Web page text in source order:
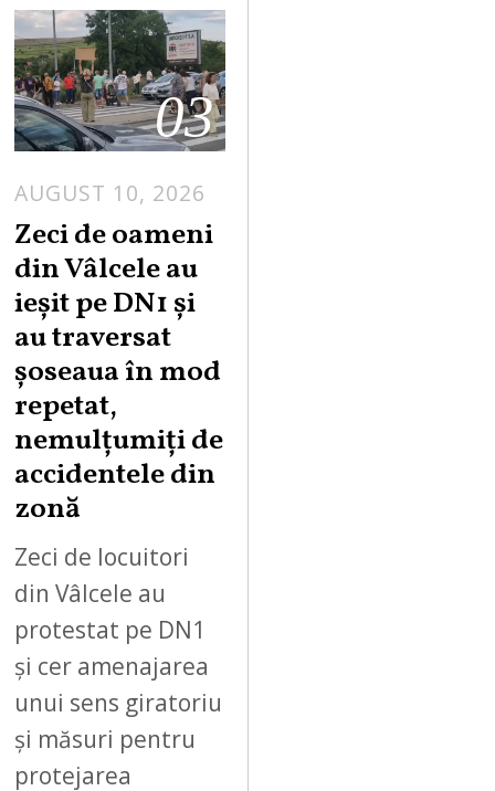
03
AUGUST 10, 2026
U
G
1
,
0
Zeci de oameni
din Vâlcele au
ieșit pe DN1 și
au traversat
șoseaua în mod
repetat,
nemulțumiți de
accidentele din
zonă
Zeci de locuitori
din Vâlcele au
protestat pe DN1
și cer amenajarea
unui sens giratoriu
și măsuri pentru
protejarea